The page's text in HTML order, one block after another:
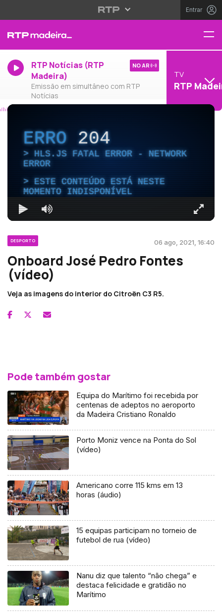
Entrar
RTP Notícias (RTP
Madeira)
Emissão em simultâneo com RTP
Notícias
NO AR
TV
RTP
ERRO204
HLS.JS FATAL ERROR - NETWORK
ERROR
ESTE CONTEÚDO ESTÁ NESTE
MOMENTO INDISPONÍVEL
DESPORTO 06 ago, 2021, 16:40
Onboard José Pedro Fontes
(vídeo)
Veja as imagens do interior do Citroën C3 R5.
Pode também gostar
Equipa do Marítimo foi recebida por
centenas de adeptos no aeroporto
da Madeira Cristiano Ronaldo
Porto Moniz vence na Ponta do Sol
(vídeo)
Americano corre 115 kms em 13
horas (áudio)
15 equipas participam no torneio de
futebol de rua (vídeo)
Nanu diz que talento “não chega” e
destaca felicidade e gratidão no
Marítimo